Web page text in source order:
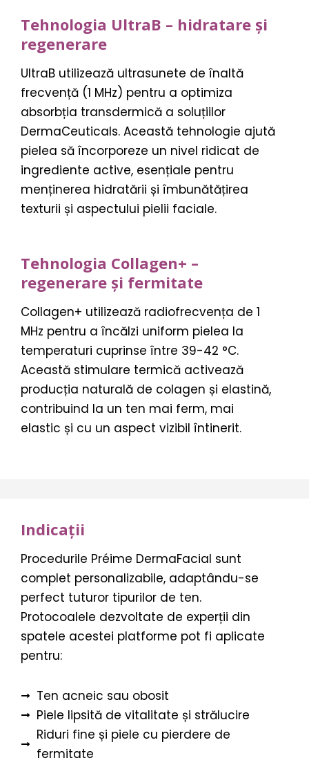
Tehnologia UltraB – hidratare și
regenerare
UltraB utilizează ultrasunete de înaltă
frecvență (1 MHz) pentru a optimiza
absorbția transdermică a soluțiilor
DermaCeuticals. Această tehnologie ajută
pielea să încorporeze un nivel ridicat de
ingrediente active, esențiale pentru
menținerea hidratării și îmbunătățirea
texturii și aspectului pielii faciale.
Tehnologia Collagen+ –
regenerare și fermitate
Collagen+ utilizează radiofrecvența de 1
MHz pentru a încălzi uniform pielea la
temperaturi cuprinse între 39-42 °C.
Această stimulare termică activează
producția naturală de colagen și elastină,
contribuind la un ten mai ferm, mai
elastic și cu un aspect vizibil întinerit.
Indicații
Procedurile Préime DermaFacial sunt
complet personalizabile, adaptându-se
perfect tuturor tipurilor de ten.
Protocoalele dezvoltate de experții din
spatele acestei platforme pot fi aplicate
pentru:
Ten acneic sau obosit
Piele lipsită de vitalitate și strălucire
Riduri fine și piele cu pierdere de
fermitate